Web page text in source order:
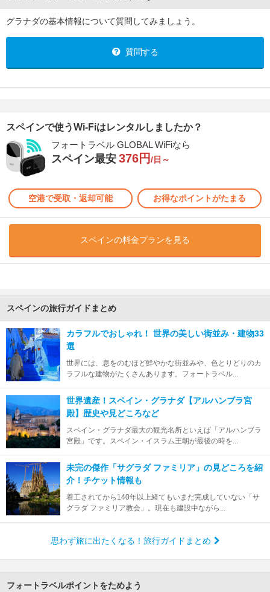
グラナダの基本情報について質問してみましょう。
質問する
スペインで使うWi-Fiはレンタルしましたか？
フォートラベル GLOBAL WiFiなら
スペイン最安 376円/日～
空港で受取・返却可能 お得なポイントがたまる
スペインの料金プランを見る
スペインの旅行ガイドまとめ
カラフルでおしゃれ！ 世界の美しい街並み・建物33
選
世界には、息をのむほど鮮やかな街並みや、色とりどりのカ
ラフルな建物がたくさんあります。フォートラベル...
世界遺産！スペイン・グラナダ【アルハンブラ宮
殿】歴史や見どころなど
スペイン・グラナダ最大の観光名所といえば「アルハンブラ
宮殿」です。スペイン・イスラム王朝が最後の時を...
未完の傑作「サグラダ ファミリア」の見どころを紹
介！チケット情報も
着工されてから140年以上経てもいまだ完成していない「サ
グラダ ファミリア教会」。現在も建設中ながら...
思わず旅に出たくなる！旅行ガイドまとめ
フォートラベルポイントをためよう